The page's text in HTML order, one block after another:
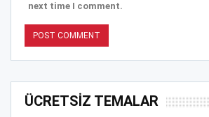
next time I comment.
ÜCRETSİZ TEMALAR